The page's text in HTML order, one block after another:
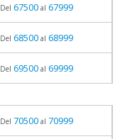
Del 67500al 67999
Del 68500al 68999
Del 69500al 69999
Del 70500al 70999